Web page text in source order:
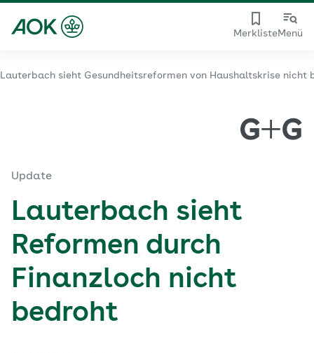
MerklisteMenü
Lauterbach sieht Gesundheitsreformen von Haushaltskrise nicht
Update
Lauterbach sieht
Reformen durch
Finanzloch nicht
bedroht